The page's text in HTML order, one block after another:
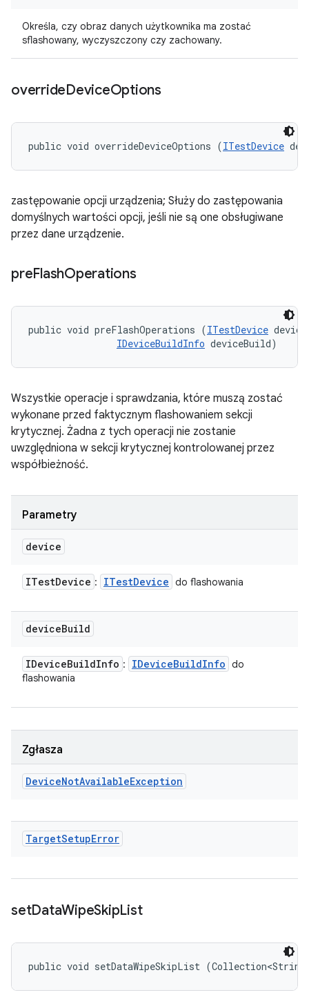
Określa, czy obraz danych użytkownika ma zostać
sflashowany, wyczyszczony czy zachowany.
overrideDeviceOptions
public void overrideDeviceOptions (ITestDevice
zastępowanie opcji urządzenia; Służy do zastępowania
domyślnych wartości opcji, jeśli nie są one obsługiwane
przez dane urządzenie.
preFlashOperations
public void preFlashOperations (ITestDevice
IDeviceBuildInfo deviceBuild)
Wszystkie operacje i sprawdzania, które muszą zostać
wykonane przed faktycznym flashowaniem sekcji
krytycznej. Żadna z tych operacji nie zostanie
uwzględniona w sekcji krytycznej kontrolowanej przez
współbieżność.
Parametry
device
ITestDevice : ITestDevice do flashowania
deviceBuild
IDeviceBuildInfo : IDeviceBuildInfo do
flashowania
Zgłasza
DeviceNotAvailableException
TargetSetupError
setDataWipeSkipList
public void setDataWipeSkipList